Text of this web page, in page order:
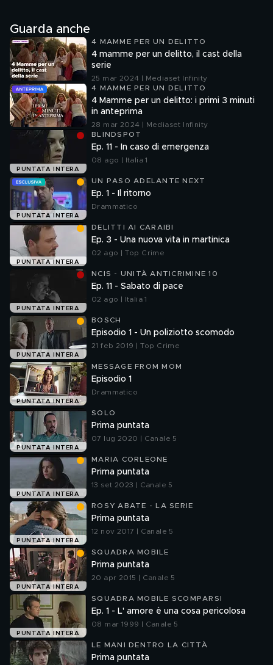
Guarda anche
4 MAMME PER UN DELITTO
4 mamme per un delitto, il cast della
serie
25 mar 2024 | Mediaset Infinity
4 MAMME PER UN DELITTO
4 Mamme per un delitto: i primi 3 minuti
in anteprima
28 mar 2024 | Mediaset Infinity
PUNTATA INTERA
BLINDSPOT
Ep. 11 - In caso di emergenza
08 ago | Italia 1
PUNTATA INTERA
UN PASO ADELANTE NEXT
Ep. 1 - Il ritorno
Drammatico
PUNTATA INTERA
DELITTI AI CARAIBI
Ep. 3 - Una nuova vita in martinica
02 ago | Top Crime
PUNTATA INTERA
NCIS - UNITÀ ANTICRIMINE 10
Ep. 11 - Sabato di pace
02 ago | Italia 1
PUNTATA INTERA
BOSCH
Episodio 1 - Un poliziotto scomodo
21 feb 2019 | Top Crime
PUNTATA INTERA
MESSAGE FROM MOM
Episodio 1
Drammatico
PUNTATA INTERA
SOLO
Prima puntata
07 lug 2020 | Canale 5
PUNTATA INTERA
MARIA CORLEONE
Prima puntata
13 set 2023 | Canale 5
PUNTATA INTERA
ROSY ABATE - LA SERIE
Prima puntata
12 nov 2017 | Canale 5
PUNTATA INTERA
SQUADRA MOBILE
Prima puntata
20 apr 2015 | Canale 5
PUNTATA INTERA
SQUADRA MOBILE SCOMPARSI
Ep. 1 - L' amore è una cosa pericolosa
08 mar 1999 | Canale 5
LE MANI DENTRO LA CITTÀ
Prima puntata